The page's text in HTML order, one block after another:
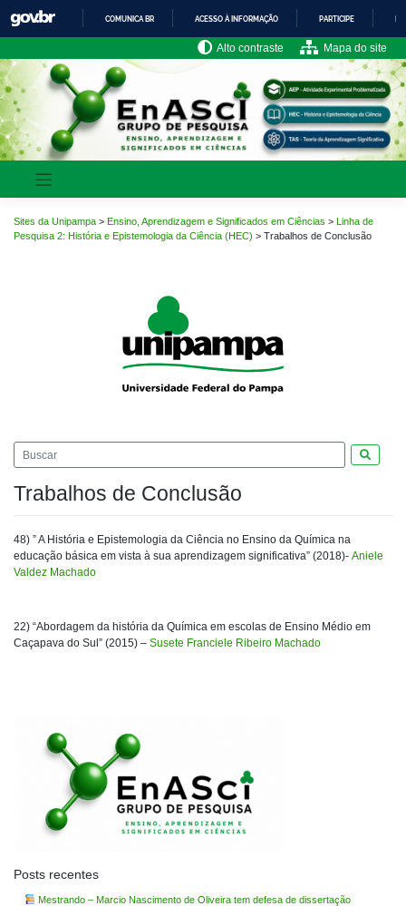
para
o
conteúdo
IR
PARA
O
COMUNICA BR ACESSO À INFORMAÇÃO PARTICIPE
Alto contraste Mapa do site
Sites da Unipampa > Ensino, Aprendizagem e Significados em Ciências > Linha de
Pesquisa 2: História e Epistemologia da Ciência (HEC) > Trabalhos de Conclusão
Trabalhos de Conclusão
48) ” A História e Epistemologia da Ciência no Ensino da Química na
educação básica em vista à sua aprendizagem significativa” (2018)- Aniele
Valdez Machado
22) “Abordagem da história da Química em escolas de Ensino Médio em
Caçapava do Sul” (2015) – Susete Franciele Ribeiro Machado
Posts recentes
Mestrando – Marcio Nascimento de Oliveira tem defesa de dissertação